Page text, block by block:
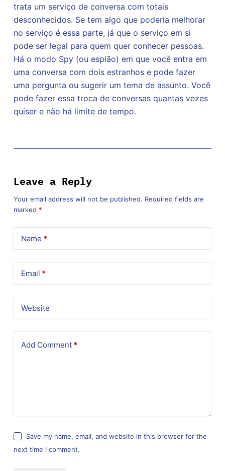
trata um serviço de conversa com totais
desconhecidos. Se tem algo que poderia melhorar
no serviço é essa parte, já que o serviço em si
pode ser legal para quem quer conhecer pessoas.
Há o modo Spy (ou espião) em que você entra em
uma conversa com dois estranhos e pode fazer
uma pergunta ou sugerir um tema de assunto. Você
pode fazer essa troca de conversas quantas vezes
quiser e não há limite de tempo.
Leave a Reply
Your email address will not be published. Required fields are
marked *
Name *
Email *
Website
Add Comment*
Save my name, email, and website in this browser for the
next time I comment.